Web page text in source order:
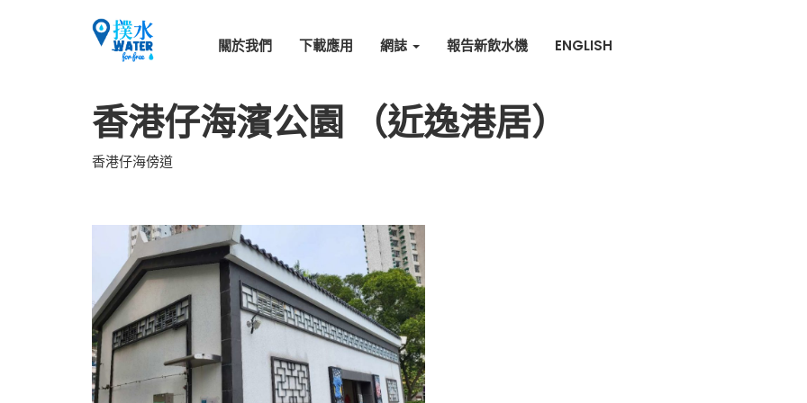
關於我們 下載應用 網誌 報告新飲水機 ENGLISH
香港仔海濱公園 （近逸港居）
香港仔海傍道